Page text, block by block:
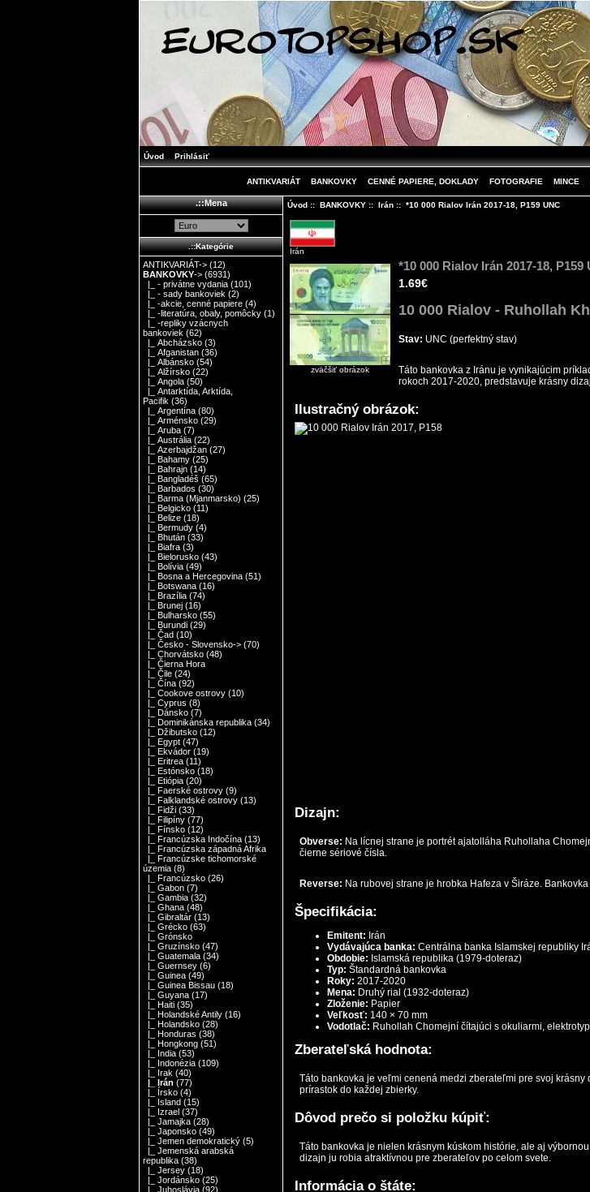
Úvod Prihlásiť
ANTIKVARIÁT BANKOVKY CENNÉ PAPIERE, DOKLADY FOTOGRAFIE MINCE
.::Mena
.::Kategórie
ANTIKVARIÁT-> (12)
BANKOVKY-> (6931)
|_ - privátne vydania (101)
|_ - sady bankoviek (2)
|_ -akcie, cenné papiere (4)
|_ -literatúra, obaly, pomôcky (1)
|_ -repliky vzácnych
bankoviek (62)
|_ Abcházsko (3)
|_ Afganistan (36)
|_ Albánsko (54)
|_ Alžírsko (22)
|_ Angola (50)
|_ Antarktída, Arktída,
Pacifik (36)
|_ Argentína (80)
|_ Arménsko (29)
|_ Aruba (7)
|_ Austrália (22)
|_ Azerbajdžan (27)
|_ Bahamy (25)
|_ Bahrajn (14)
|_ Bangladéš (65)
|_ Barbados (30)
|_ Barma (Mjanmarsko) (25)
|_ Belgicko (11)
|_ Belize (18)
|_ Bermudy (4)
|_ Bhután (33)
|_ Biafra (3)
|_ Bielorusko (43)
|_ Bolívia (49)
|_ Bosna a Hercegovina (51)
|_ Botswana (16)
|_ Brazília (74)
|_ Brunej (16)
|_ Bulharsko (55)
|_ Burundi (29)
|_ Čad (10)
|_ Česko - Slovensko-> (70)
|_ Chorvátsko (48)
|_ Čierna Hora
|_ Čile (24)
|_ Čína (92)
|_ Cookove ostrovy (10)
|_ Cyprus (8)
|_ Dánsko (7)
|_ Dominikánska republika (34)
|_ Džibutsko (12)
|_ Egypt (47)
|_ Ekvádor (19)
|_ Eritrea (11)
|_ Estónsko (18)
|_ Etiópia (20)
|_ Faerské ostrovy (9)
|_ Falklandské ostrovy (13)
|_ Fidži (33)
|_ Filipíny (77)
|_ Fínsko (12)
|_ Francúzska Indočína (13)
|_ Francúzska západná Afrika
|_ Francúzske tichomorské
územia (8)
|_ Francúzsko (26)
|_ Gabon (7)
|_ Gambia (32)
|_ Ghana (48)
|_ Gibraltár (13)
|_ Grécko (63)
|_ Grónsko
|_ Gruzínsko (47)
|_ Guatemala (34)
|_ Guernsey (6)
|_ Guinea (49)
|_ Guinea Bissau (18)
|_ Guyana (17)
|_ Haiti (35)
|_ Holandské Antily (16)
|_ Holandsko (28)
|_ Honduras (38)
|_ Hongkong (51)
|_ India (53)
|_ Indonézia (109)
|_ Irak (40)
|_ Irán (77)
|_ Írsko (4)
|_ Island (15)
|_ Izrael (37)
|_ Jamajka (28)
|_ Japonsko (49)
|_ Jemen demokratický (5)
|_ Jemenská arabská
republika (38)
|_ Jersey (18)
|_ Jordánsko (25)
|_ Juhoslávia (92)
Úvod:: BANKOVKY:: Irán:: *10 000 Rialov Irán 2017-18, P159 UNC
Irán
zväčšiť obrázok
*10 000 Rialov Irán 2017-18, P159
1.69€
10 000 Rialov - Ruhollah
Stav: UNC (perfektný stav)
Táto bankovka z Iránu je vynikajúcim
rokoch 2017-2020, predstavuje krásny
Ilustračný obrázok:
Dizajn:
Obverse: Na lícnej strane je portrét ajatolláha Ruhollaha
čierne sériové čísla.
Reverse: Na rubovej strane je hrobka Hafeza v Širáze.
Špecifikácia:
Emitent: Irán
Vydávajúca banka: Centrálna banka Islamskej republiky
Obdobie: Islamská republika (1979-doteraz)
Typ: Štandardná bankovka
Roky: 2017-2020
Mena: Druhý rial (1932-doteraz)
Zloženie: Papier
Veľkosť: 140 × 70 mm
Vodotlač: Ruhollah Chomejní čítajúci s okuliarmi,
Zberateľská hodnota:
Táto bankovka je veľmi cenená medzi zberateľmi pre svoj krásny
prírastok do každej zbierky.
Dôvod prečo si položku kúpiť:
Táto bankovka je nielen krásnym kúskom histórie, ale aj
dizajn ju robia atraktívnou pre zberateľov po celom svete.
Informácia o štáte: